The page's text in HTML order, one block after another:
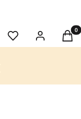
Ulubione Zaloguj się